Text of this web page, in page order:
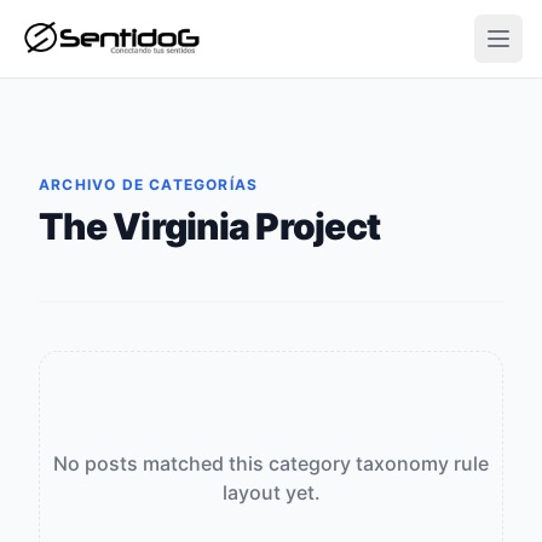
ARCHIVO DE CATEGORÍAS
The Virginia Project
No posts matched this category taxonomy rule
layout yet.